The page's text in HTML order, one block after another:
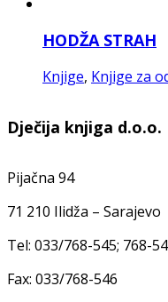
HODŽA STRAH
Knjige, Knjige za
Dječija knjiga d.o.o.
Pijačna 94
71 210 Ilidža – Sarajevo
Tel: 033/768-545; 768-
Fax: 033/768-546